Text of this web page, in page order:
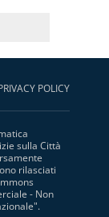
POLICY
sulla Città
rilasciati
- Non
".